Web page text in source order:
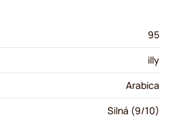
95
illy
Arabica
Silná (9/10)